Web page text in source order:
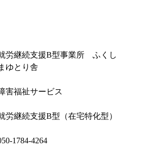
労継続支援B型事業所 ふくし
ゆとり舎
害福祉サービス
労継続支援B型（在宅特化型）
1784-4264